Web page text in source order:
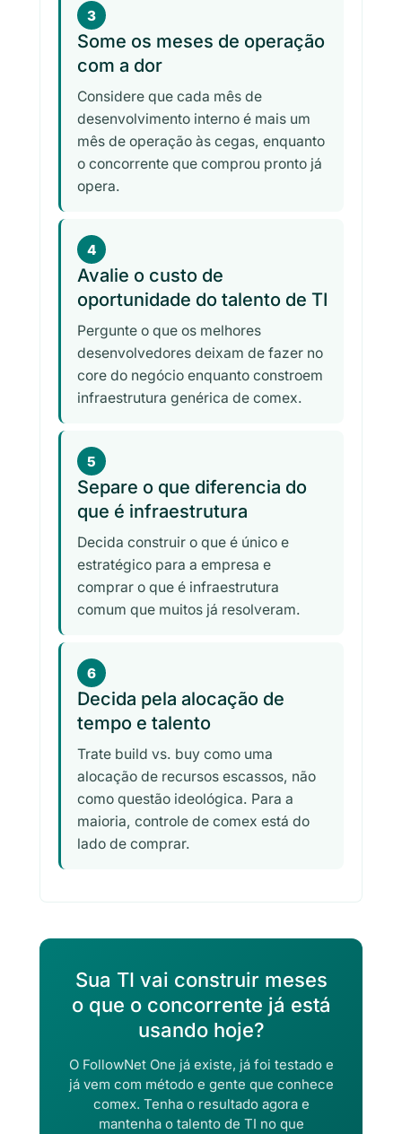
3
Some os meses de operação
com a dor
Considere que cada mês de
desenvolvimento interno é mais um
mês de operação às cegas, enquanto
o concorrente que comprou pronto já
opera.
4
Avalie o custo de
oportunidade do talento de TI
Pergunte o que os melhores
desenvolvedores deixam de fazer no
core do negócio enquanto constroem
infraestrutura genérica de comex.
5
Separe o que diferencia do
que é infraestrutura
Decida construir o que é único e
estratégico para a empresa e
comprar o que é infraestrutura
comum que muitos já resolveram.
6
Decida pela alocação de
tempo e talento
Trate build vs. buy como uma
alocação de recursos escassos, não
como questão ideológica. Para a
maioria, controle de comex está do
lado de comprar.
Sua TI vai construir meses
o que o concorrente já está
usando hoje?
O FollowNet One já existe, já foi testado e
já vem com método e gente que conhece
comex. Tenha o resultado agora e
mantenha o talento de TI no que